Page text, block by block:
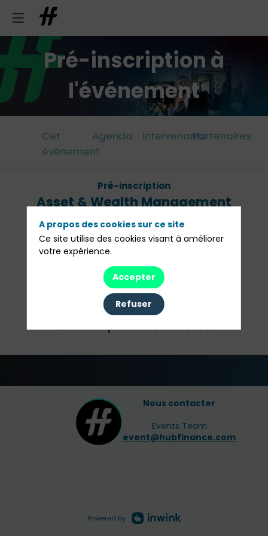
Pré-inscription à
l'événement
Cet
évènement
Agenda IntervenantsPartenaires
Pré-inscription
Asset & Wealth Management
Lunch Bruxelles
05 décembre 2024 de 12h00 à 14h00
Av. Brugmann 52/54, 1190 Bruxelles, Belgium
Les inscriptions sont closes.
Nous contacter
Events Team
event@hubfinance.com
Powered by
A propos des cookies sur ce site
Ce site utilise des cookies visant à améliorer
votre expérience.
Accepter
Refuser